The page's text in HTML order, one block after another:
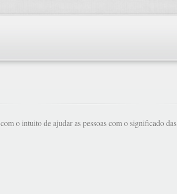
o intuito de ajudar as pessoas com o significado das